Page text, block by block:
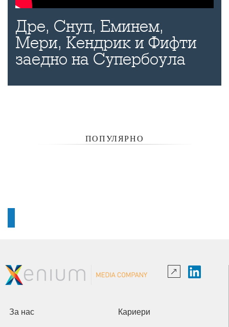
Дре, Снуп, Еминем,
Мери, Кендрик и Фифти
заедно на Супербоула
ПОПУЛЯРНО
За нас Кариери